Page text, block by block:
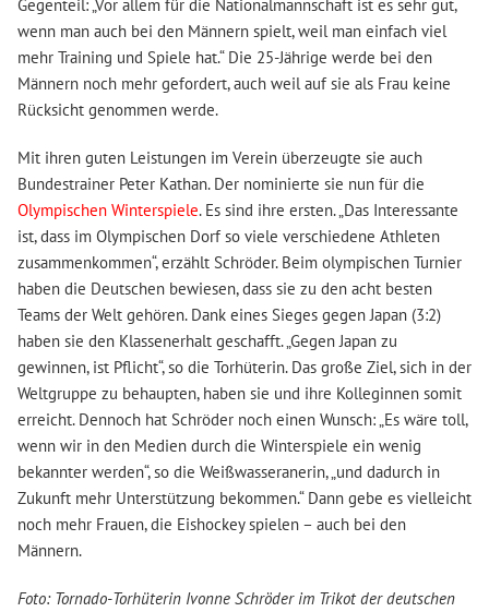
Gegenteil: „Vor allem für die Nationalmannschaft ist es sehr gut,
wenn man auch bei den Männern spielt, weil man einfach viel
mehr Training und Spiele hat.“ Die 25-Jährige werde bei den
Männern noch mehr gefordert, auch weil auf sie als Frau keine
Rücksicht genommen werde.
Mit ihren guten Leistungen im Verein überzeugte sie auch
Bundestrainer Peter Kathan. Der nominierte sie nun für die
Olympischen Winterspiele. Es sind ihre ersten. „Das Interessante
ist, dass im Olympischen Dorf so viele verschiedene Athleten
zusammenkommen“, erzählt Schröder. Beim olympischen Turnier
haben die Deutschen bewiesen, dass sie zu den acht besten
Teams der Welt gehören. Dank eines Sieges gegen Japan (3:2)
haben sie den Klassenerhalt geschafft. „Gegen Japan zu
gewinnen, ist Pflicht“, so die Torhüterin. Das große Ziel, sich in der
Weltgruppe zu behaupten, haben sie und ihre Kolleginnen somit
erreicht. Dennoch hat Schröder noch einen Wunsch: „Es wäre toll,
wenn wir in den Medien durch die Winterspiele ein wenig
bekannter werden“, so die Weißwasseranerin, „und dadurch in
Zukunft mehr Unterstützung bekommen.“ Dann gebe es vielleicht
noch mehr Frauen, die Eishockey spielen – auch bei den
Männern.
Foto: Tornado-Torhüterin Ivonne Schröder im Trikot der deutschen